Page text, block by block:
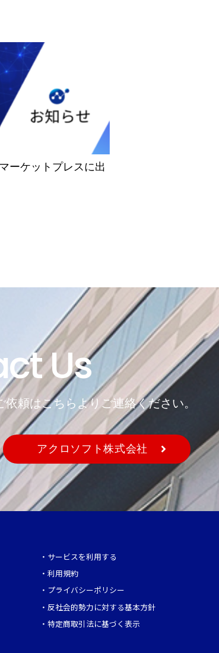
ーケットプレスに出
Us
頼はこちらよりご連絡ください。
アクロソフト株式会社
・ サービスを利用する
・ 利用規約
・ プライバシーポリシー
・ 反社会的勢力に対する基本方針
・ 特定商取引法に基づく表示